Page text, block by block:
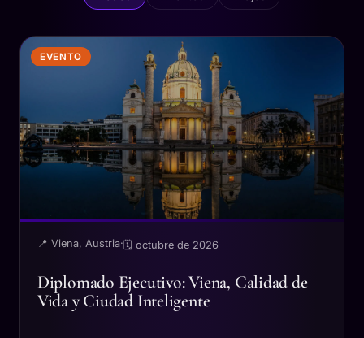
EVENTO
📍 Viena, Austria· 🗓 octubre de 2026
Diplomado Ejecutivo: Viena, Calidad de
Vida y Ciudad Inteligente